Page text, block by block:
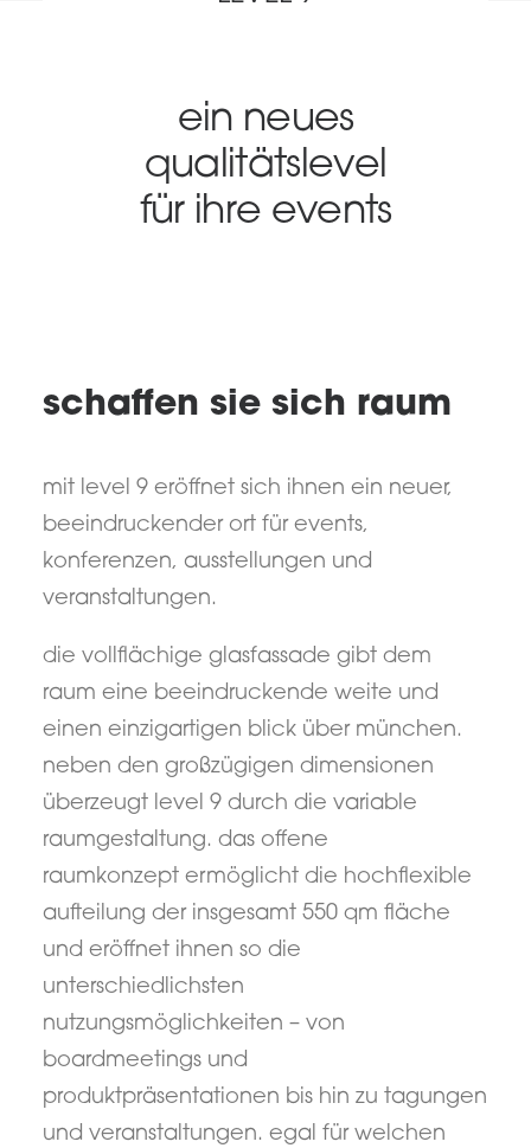
ein neues
qualitätslevel
für ihre events
schaffen sie sich raum
mit level 9 eröffnet sich ihnen ein neuer,
beeindruckender ort für events,
konferenzen, ausstellungen und
veranstaltungen.
die vollflächige glasfassade gibt dem
raum eine beeindruckende weite und
einen einzigartigen blick über münchen.
neben den großzügigen dimensionen
überzeugt level 9 durch die variable
raumgestaltung. das offene
raumkonzept ermöglicht die hochflexible
aufteilung der insgesamt 550 qm fläche
und eröffnet ihnen so die
unterschiedlichsten
nutzungsmöglichkeiten – von
boardmeetings und
produktpräsentationen bis hin zu tagungen
und veranstaltungen. egal für welchen